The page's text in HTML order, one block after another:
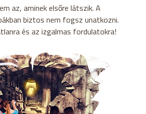
az, aminek elsőre látszik. A
biztos nem fogsz unatkozni.
és az izgalmas fordulatokra!